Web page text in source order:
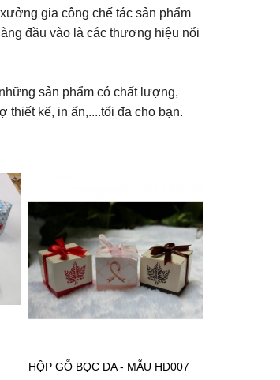
gia công chế tác sản phẩm
đầu vào là các thương hiệu nổi
sản phẩm có chất lượng,
thiết kế, in ấn,....tối đa cho bạn.
HỘP GỖ BỌC DA - MẪU HD007